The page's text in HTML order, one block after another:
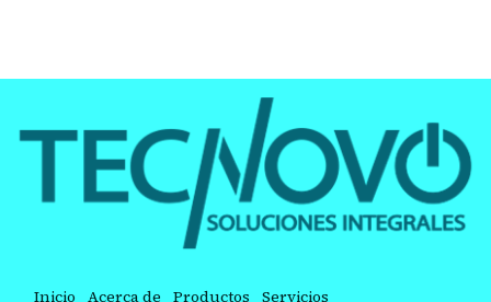
Inicio Acerca de Productos Servicios